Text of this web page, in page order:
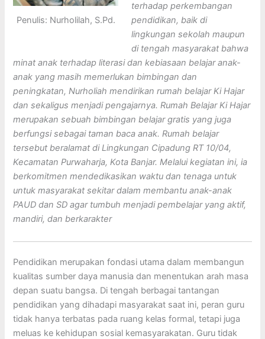
Penulis: Nurholilah, S.Pd.
terhadap perkembangan
pendidikan, baik di
lingkungan sekolah maupun
di tengah masyarakat bahwa
minat anak terhadap literasi dan kebiasaan belajar anak-
anak yang masih memerlukan bimbingan dan
peningkatan, Nurholiah mendirikan rumah belajar Ki Hajar
dan sekaligus menjadi pengajarnya. Rumah Belajar Ki Hajar
merupakan sebuah bimbingan belajar gratis yang juga
berfungsi sebagai taman baca anak. Rumah belajar
tersebut beralamat di Lingkungan Cipadung RT 10/04,
Kecamatan Purwaharja, Kota Banjar. Melalui kegiatan ini, ia
berkomitmen mendedikasikan waktu dan tenaga untuk
untuk masyarakat sekitar dalam membantu anak-anak
PAUD dan SD agar tumbuh menjadi pembelajar yang aktif,
mandiri, dan berkarakter
Pendidikan merupakan fondasi utama dalam membangun
kualitas sumber daya manusia dan menentukan arah masa
depan suatu bangsa. Di tengah berbagai tantangan
pendidikan yang dihadapi masyarakat saat ini, peran guru
tidak hanya terbatas pada ruang kelas formal, tetapi juga
meluas ke kehidupan sosial kemasyarakatan. Guru tidak